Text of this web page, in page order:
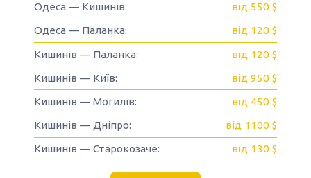
Одеса — Кишинів: від 550 $
Одеса — Паланка: від 120 $
Кишинів — Паланка: від 120 $
Кишинів — Київ: від 950 $
Кишинів — Могилів: від 450 $
Кишинів — Дніпро: від 1100 $
Кишинів — Старокозаче: від 130 $